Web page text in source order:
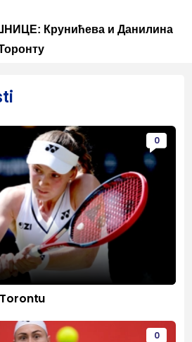
Крунићева и Данилина
0
0